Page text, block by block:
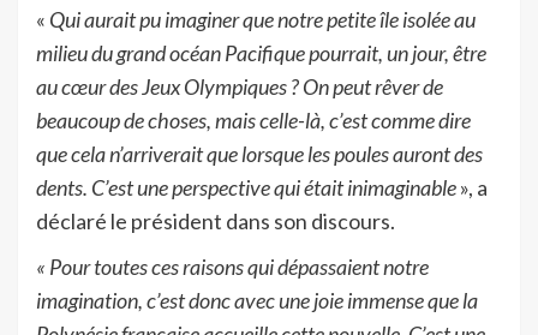
« Qui aurait pu imaginer que notre petite île isolée au
milieu du grand océan Pacifique pourrait, un jour, être
au cœur des Jeux Olympiques ? On peut rêver de
beaucoup de choses, mais celle-là, c’est comme dire
que cela n’arriverait que lorsque les poules auront des
dents. C’est une perspective qui était inimaginable», a
déclaré le président dans son discours.
« Pour toutes ces raisons qui dépassaient notre
imagination, c’est donc avec une joie immense que la